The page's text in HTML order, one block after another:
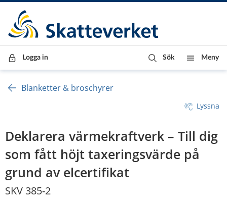
Till innehåll
Till navigationen
Till chattrobot
Logga in Sök Meny
Blanketter & broschyrer
Lyssna
Deklarera värmekraftverk – Till dig
som fått höjt taxeringsvärde på
grund av elcertifikat
SKV 385-2